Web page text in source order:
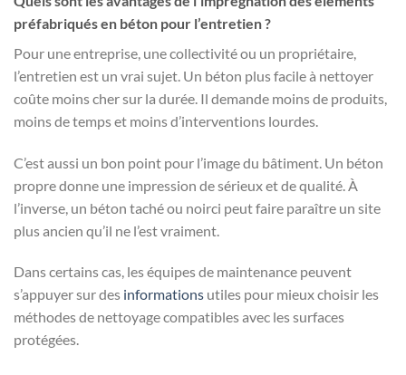
préfabriqués en béton pour l’entretien ?
Pour une entreprise, une collectivité ou un propriétaire,
l’entretien est un vrai sujet. Un béton plus facile à nettoyer
coûte moins cher sur la durée. Il demande moins de produits,
moins de temps et moins d’interventions lourdes.
C’est aussi un bon point pour l’image du bâtiment. Un béton
propre donne une impression de sérieux et de qualité. À
l’inverse, un béton taché ou noirci peut faire paraître un site
plus ancien qu’il ne l’est vraiment.
Dans certains cas, les équipes de maintenance peuvent
s’appuyer sur des informations utiles pour mieux choisir les
méthodes de nettoyage compatibles avec les surfaces
protégées.